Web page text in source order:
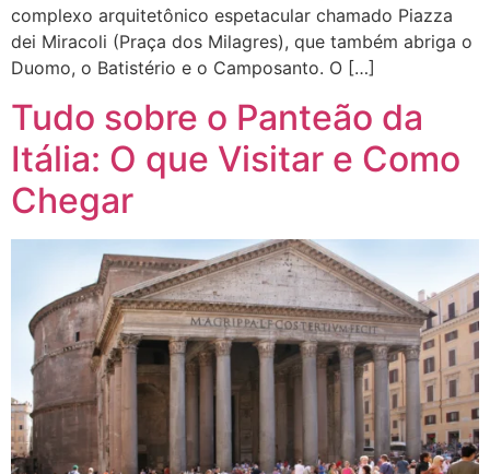
complexo arquitetônico espetacular chamado Piazza
dei Miracoli (Praça dos Milagres), que também abriga o
Duomo, o Batistério e o Camposanto. O […]
Tudo sobre o Panteão da
Itália: O que Visitar e Como
Chegar